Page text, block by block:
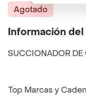
Agotado
Información
SUCCIONADOR DE
Top Marcas y